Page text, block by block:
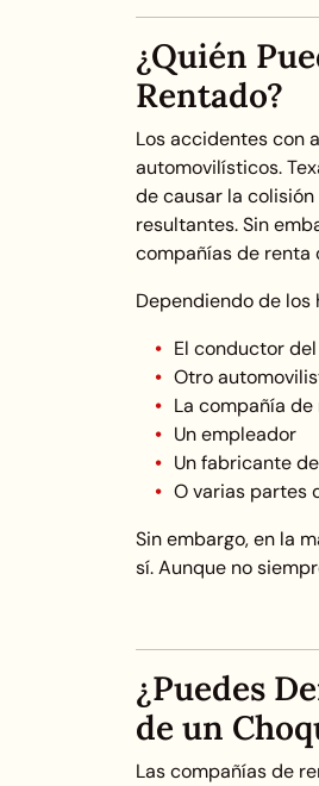
¿Quién
Rentado?
Los accidentes con
automovilísticos.
de causar la
resultantes. Sin
compañías de renta
Dependiendo de los
El conductor
Otro
La compañía
Un empleador
Un fabricante
O varias partes
Sin embargo, en la
sí. Aunque no
¿Puedes
de un
Las compañías de